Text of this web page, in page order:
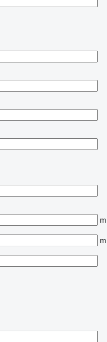
m
m